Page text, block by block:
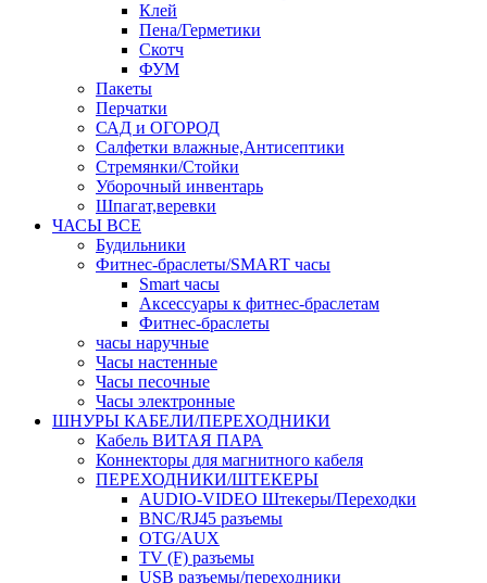
Клей
Пена/Герметики
Скотч
ФУМ
Пакеты
Перчатки
САД и ОГОРОД
Салфетки влажные,Антисептики
Стремянки/Стойки
Уборочный инвентарь
Шпагат,веревки
ЧАСЫ ВСЕ
Будильники
Фитнес-браслеты/SMART часы
Smart часы
Аксессуары к фитнес-браслетам
Фитнес-браслеты
часы наручные
Часы настенные
Часы песочные
Часы электронные
ШНУРЫ КАБЕЛИ/ПЕРЕХОДНИКИ
Кабель ВИТАЯ ПАРА
Коннекторы для магнитного кабеля
ПЕРЕХОДНИКИ/ШТЕКЕРЫ
AUDIO-VIDEO Штекеры/Переходки
BNC/RJ45 разъемы
OTG/AUX
TV (F) разъемы
USB разъемы/переходники